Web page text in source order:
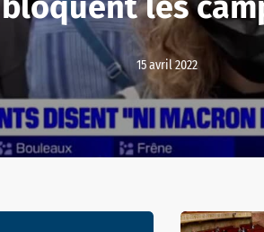
15 avril 2022